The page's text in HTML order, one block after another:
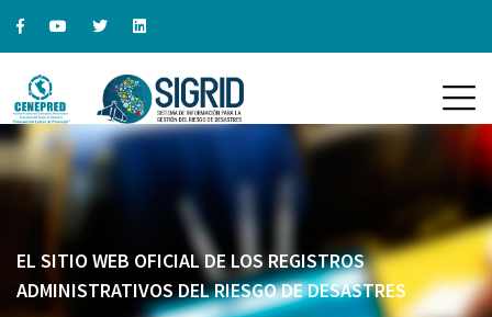
EL SITIO WEB OFICIAL DE LOS REGISTROS
ADMINISTRATIVOS DEL RIESGO DE DESASTRES